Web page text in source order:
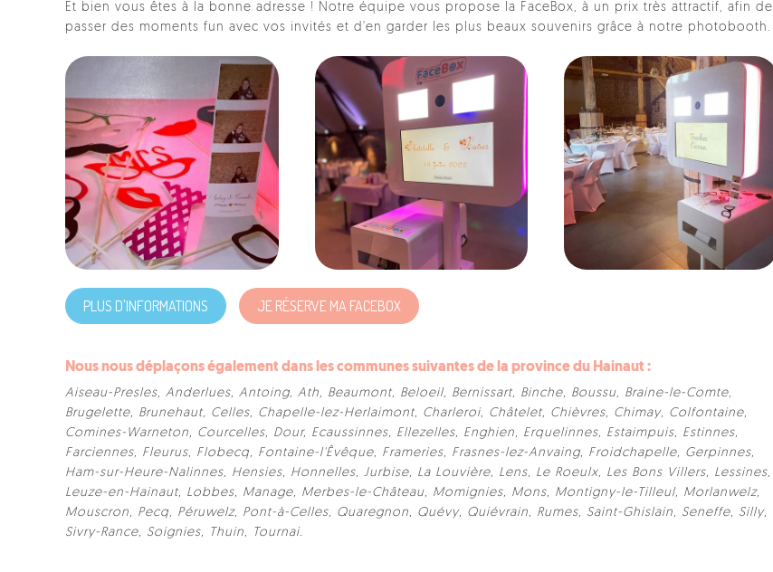
Et bien vous êtes à la bonne adresse ! Notre équipe vous propose la FaceBox, à un prix très attractif, afin de
passer des moments fun avec vos invités et d'en garder les plus beaux souvenirs grâce à notre photobooth.
PLUS D'INFORMATIONS JE RÉSERVE MA FACEBOX
Nous nous déplaçons également dans les communes suivantes de la province du Hainaut :
Aiseau-Presles, Anderlues, Antoing, Ath, Beaumont, Beloeil, Bernissart, Binche, Boussu, Braine-le-Comte,
Brugelette, Brunehaut, Celles, Chapelle-lez-Herlaimont, Charleroi, Châtelet, Chièvres, Chimay, Colfontaine,
Comines-Warneton, Courcelles, Dour, Ecaussinnes, Ellezelles, Enghien, Erquelinnes, Estaimpuis, Estinnes,
Farciennes, Fleurus, Flobecq, Fontaine-l'Êvêque, Frameries, Frasnes-lez-Anvaing, Froidchapelle, Gerpinnes,
Ham-sur-Heure-Nalinnes, Hensies, Honnelles, Jurbise, La Louvière, Lens, Le Roeulx, Les Bons Villers, Lessines,
Leuze-en-Hainaut, Lobbes, Manage, Merbes-le-Château, Momignies, Mons, Montigny-le-Tilleul, Morlanwelz,
Mouscron, Pecq, Péruwelz, Pont-à-Celles, Quaregnon, Quévy, Quiévrain, Rumes, Saint-Ghislain, Seneffe, Silly,
Sivry-Rance, Soignies, Thuin, Tournai.